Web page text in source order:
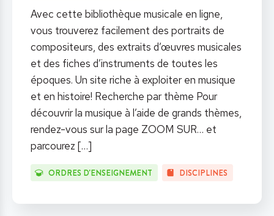
Avec cette bibliothèque musicale en ligne,
vous trouverez facilement des portraits de
compositeurs, des extraits d’œuvres musicales
et des fiches d’instruments de toutes les
époques. Un site riche à exploiter en musique
et en histoire! Recherche par thème Pour
découvrir la musique à l’aide de grands thèmes,
rendez-vous sur la page ZOOM SUR… et
parcourez […]
ORDRES D'ENSEIGNEMENT DISCIPLINES